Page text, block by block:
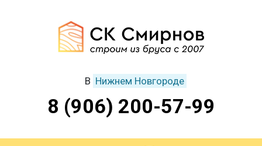
В Нижнем Новгороде
8 (906) 200-57-99